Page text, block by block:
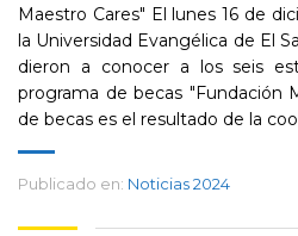
Maestro Cares" El lunes 16 de
la Universidad Evangélica de El
dieron a conocer a los seis
programa de becas "Fundación
de becas es el resultado de la
Publicado en: Noticias 2024